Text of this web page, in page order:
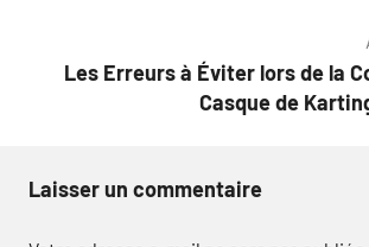
Les Erreurs à Éviter lors de la
Casque de
Laisser un commentaire